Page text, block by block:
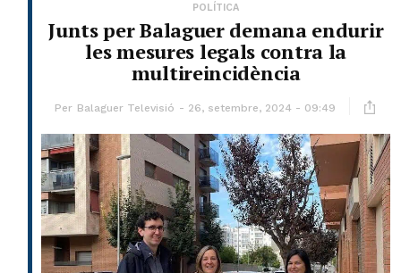
POLÍTICA
Junts per Balaguer demana endurir
les mesures legals contra la
multireincidència
Per Balaguer Televisió 26, setembre, 2024 - 09:49